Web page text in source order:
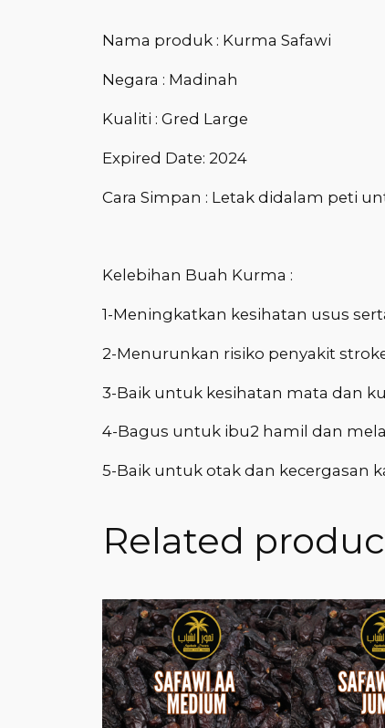
Nama produk : Kurma Safawi
Negara : Madinah
Kualiti : Gred Large
Expired Date: 2024
Cara Simpan : Letak didalam peti
Kelebihan Buah Kurma :
1-Meningkatkan kesihatan usus
2-Menurunkan risiko penyakit
3-Baik untuk kesihatan mata dan
4-Bagus untuk ibu2 hamil dan
5-Baik untuk otak dan kecergasan
Related